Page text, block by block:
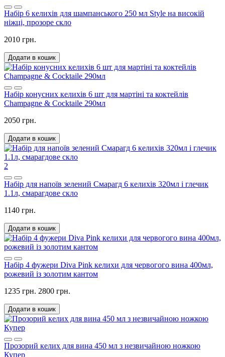
Набір 6 келихів для шампанського 250 мл Style на високій
ніжці, прозоре скло
2010 грн.
Додати в кошик
Набір конусних келихів 6 шт для мартіні та коктейлів
Champagne & Cocktaile 290мл
2050 грн.
Додати в кошик
2
Набір для напоїв зелений Смарагд 6 келихів 320мл і глечик
1.1л, смарагдове скло
1140 грн.
Додати в кошик
Набір 4 фужери Diva Pink келихи для червогого вина 400мл,
рожевий із золотим кантом
1235 грн. 2800 грн.
Додати в кошик
Прозорий келих для вина 450 мл з незвичайною ножкою
Купер